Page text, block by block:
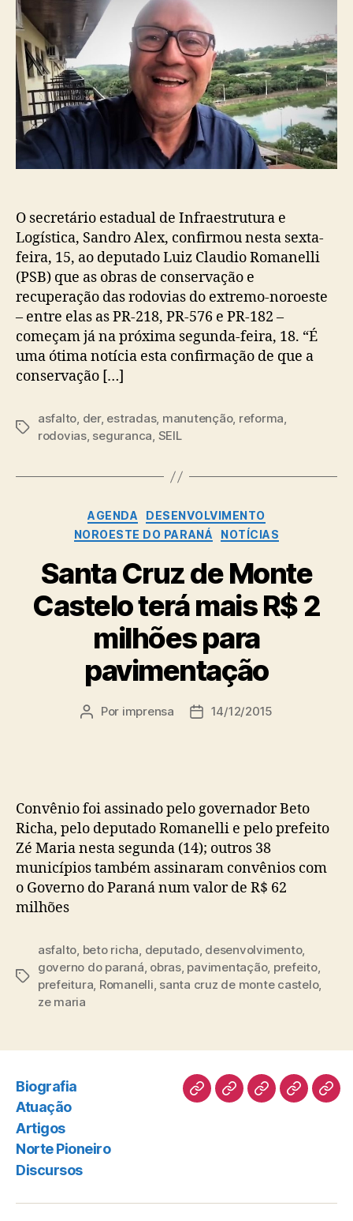
O secretário estadual de Infraestrutura e
Logística, Sandro Alex, confirmou nesta sexta-
feira, 15, ao deputado Luiz Claudio Romanelli
(PSB) que as obras de conservação e
recuperação das rodovias do extremo-noroeste
– entre elas as PR-218, PR-576 e PR-182 –
começam já na próxima segunda-feira, 18. “É
uma ótima notícia esta confirmação de que a
conservação […]
Tags
asfalto, der, estradas, manutenção, reforma,
rodovias, seguranca, SEIL
Categorias
AGENDA
DESENVOLVIMENTO
NOROESTE DO PARANÁ
NOTÍCIAS
Santa Cruz de Monte
Castelo terá mais R$ 2
milhões para
pavimentação
Autor
Por imprensa
Data14/12/2015
Convênio foi assinado pelo governador Beto
Richa, pelo deputado Romanelli e pelo prefeito
Zé Maria nesta segunda (14); outros 38
municípios também assinaram convênios com
o Governo do Paraná num valor de R$ 62
milhões
Tags
asfalto, beto richa, deputado, desenvolvimento,
governo do paraná, obras, pavimentação, prefeito,
prefeitura, Romanelli, santa cruz de monte castelo,
ze maria
Biografia
Atuação
Artigos
Norte Pioneiro
Discursos
BiografiaAtuaçãoArtigosNorte